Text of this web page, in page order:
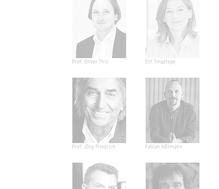
Prof. Oliver Thill Elif Tinaztepe
Prof. Jörg Friedrich Fabian Hörmann